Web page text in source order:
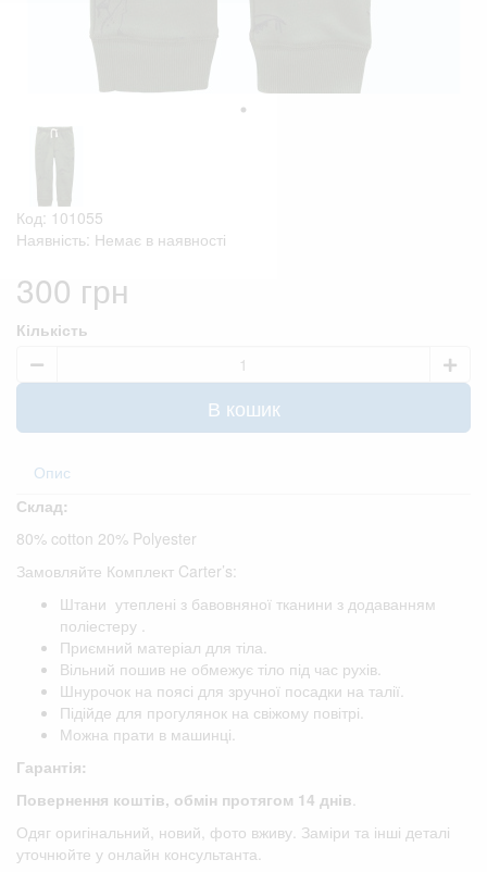
Код: 101055
Наявність: Немає в наявності
300 грн
Кількість
В кошик
Опис
Склад:
80% cotton 20% Polyester
Замовляйте Комплект Carter’s:
Штани утеплені з бавовняної тканини з додаванням
поліестеру .
Приємний матеріал для тіла.
Вільний пошив не обмежує тіло під час рухів.
Шнурочок на поясі для зручної посадки на талії.
Підійде для прогулянок на свіжому повітрі.
Можна прати в машинці.
Гарантія:
Повернення коштів, обмін протягом 14 днів
Одяг оригінальний, новий, фото вживу. Заміри та інші деталі
уточнюйте у онлайн консультанта.